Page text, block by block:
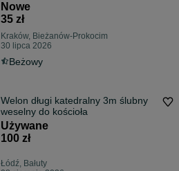
Nowe
35 zł
Kraków, Bieżanów-Prokocim
30 lipca 2026
Beżowy
Welon długi katedralny 3m ślubny
weselny do kościoła
Używane
100 zł
Łódź, Bałuty